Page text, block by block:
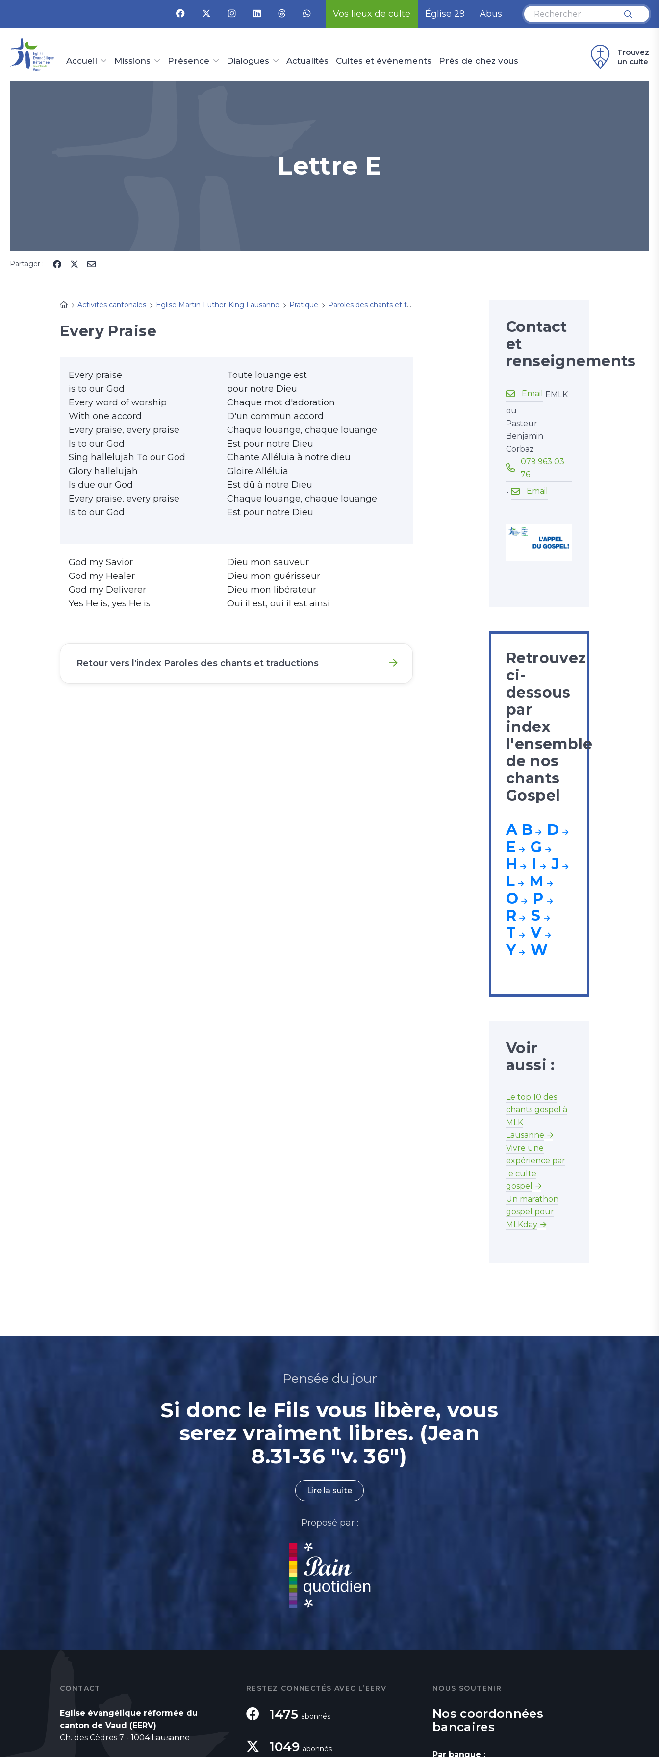
Vos lieux de culte Église 29 Abus
Accueil Missions Présence Dialogues Actualités Cultes et événements Près de chez vous
Trouvez
un culte
Lettre E
Partager :
Activités cantonales Eglise Martin-Luther-King Lausanne Pratique Paroles des chants et traductions
Every Praise
Every praise
is to our God
Every word of worship
With one accord
Every praise, every praise
Is to our God
Sing hallelujah To our God
Glory hallelujah
Is due our God
Every praise, every praise
Is to our God
Toute louange est
pour notre Dieu
Chaque mot d'adoration
D'un commun accord
Chaque louange, chaque louange
Est pour notre Dieu
Chante Alléluia à notre dieu
Gloire Alléluia
Est dû à notre Dieu
Chaque louange, chaque louange
Est pour notre Dieu
God my Savior
God my Healer
God my Deliverer
Yes He is, yes He is
Dieu mon sauveur
Dieu mon guérisseur
Dieu mon libérateur
Oui il est, oui il est ainsi
Retour vers l'index Paroles des chants et traductions
Contact
et
renseignements
Email EMLK
ou
Pasteur
Benjamin
Corbaz
079 963 03
76
-
Email
Retrouvez
ci-
dessous
par
index
l'ensemble
de nos
chants
Gospel
A B
D
E
G
H
I
J
L
M
O
P
R
S
T
V
Y
W
Voir
aussi :
Le top 10 des
chants gospel à
MLK
Lausanne
Vivre une
expérience par
le culte
gospel
Un marathon
gospel pour
MLKday
Pensée du jour
Si donc le Fils vous libère, vous
serez vraiment libres. (Jean
8.31-36 "v. 36")
Lire la suite
Proposé par :
CONTACT
Eglise évangélique réformée du
canton de Vaud (EERV)
Ch. des Cèdres 7 - 1004 Lausanne
RESTEZ CONNECTÉS AVEC L’EERV
1475 abonnés
1049 abonnés
NOUS SOUTENIR
Nos coordonnées
bancaires
Par banque :